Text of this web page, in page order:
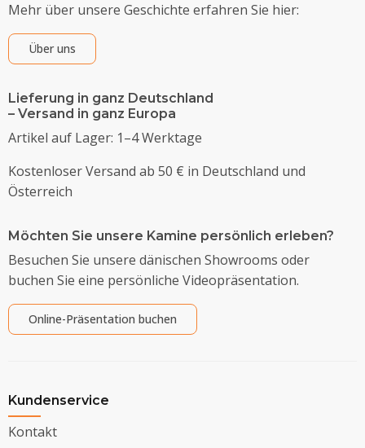
Mehr über unsere Geschichte erfahren Sie hier:
Über uns
Lieferung in ganz Deutschland
– Versand in ganz Europa
Artikel auf Lager: 1–4 Werktage
Kostenloser Versand ab 50 € in Deutschland und
Österreich
Möchten Sie unsere Kamine persönlich erleben?
Besuchen Sie unsere dänischen Showrooms oder
buchen Sie eine persönliche Videopräsentation.
Online-Präsentation buchen
Kundenservice
Kontakt